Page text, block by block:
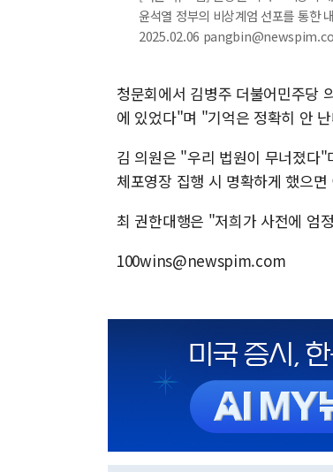
윤석열 정부의 비상계엄 선포를 통한
2025.02.06
청문회에서 김병주 더불어민주당
에 있었다"며 "기억은 정확히 안
김 의원은 "우리 법원이 무너졌다
체포영장 집행 시 명확하게 했으
최 권한대행은 "저희가 사전에 엄
100wins@newspim.com